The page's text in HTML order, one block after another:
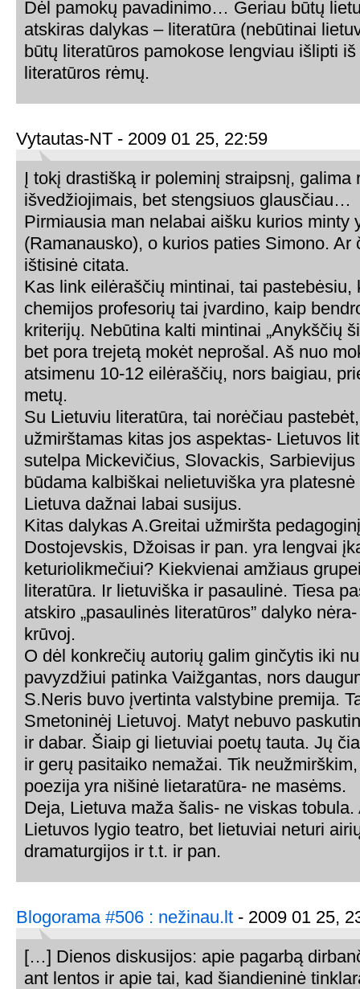
Dėl pamokų pavadinimo… Geriau būtų
atskiras dalykas – literatūra (nebūtinai
būtų literatūros pamokose lengviau išlipti
literatūros rėmų.
Vytautas-NT - 2009 01 25, 22:59
Į tokį drastišką ir poleminį straipsnį, galima
išvedžiojimais, bet stengsiuos glausčiau…
Pirmiausia man nelabai aišku kurios minty
(Ramanausko), o kurios paties Simono. Ar
ištisinė citata.
Kas link eilėraščių mintinai, tai pastebėsiu,
chemijos profesorių tai įvardino, kaip
kriterijų. Nebūtina kalti mintinai „Anykščių
bet pora trejetą mokėt neprošal. Aš nuo
atsimenu 10-12 eilėraščių, nors baigiau,
metų.
Su Lietuviu literatūra, tai norėčiau
užmirštamas kitas jos aspektas- Lietuvos
sutelpa Mickevičius, Slovackis,
būdama kalbiškai nelietuviška yra
Lietuva dažnai labai susijus.
Kitas dalykas A.Greitai užmiršta
Dostojevskis, Džoisas ir pan. yra lengvai
keturiolikmečiui? Kiekvienai amžiaus
literatūra. Ir lietuviška ir pasaulinė. Tiesa
atskiro „pasaulinės literatūros” dalyko
krūvoj.
O dėl konkrečių autorių galim ginčytis iki
pavyzdžiui patinka Vaižgantas, nors
S.Neris buvo įvertinta valstybine premija.
Smetoninėj Lietuvoj. Matyt nebuvo
ir dabar. Šiaip gi lietuviai poetų tauta. Jų
ir gerų pasitaiko nemažai. Tik
poezija yra nišinė lietaratūra- ne masėms.
Deja, Lietuva maža šalis- ne viskas tobula.
Lietuvos lygio teatro, bet lietuviai neturi
dramaturgijos ir t.t. ir pan.
Blogorama #506 : nežinau.lt - 2009 01 25,
[…] Dienos diskusijos: apie pagarbą
ant lentos ir apie tai, kad šiandieninė